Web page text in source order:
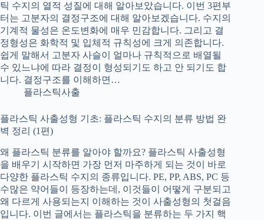
틱 수지의 열적 성질에 대해 알아보았습니다. 이번 3편부
터는 고분자의 결정구조에 대해 알아보겠습니다. 수지의
기계적 물성은 온도변화에 매우 민감합니다. 그리고 결
정형성은 화학적 및 입체적 규칙성에 크게 의존합니다.
쉽게 말해서 고분자 사슬이 얼마나 규칙적으로 배열될
수 있느냐에 따라 결정이 형성되기도 하고 안 되기도 합
니다. 결정구조를 이해하면…
플라스틱사출
플라스틱 사출성형 기초: 플라스틱 수지의 분류 방법 완
벽 정리 (1편)
왜 플라스틱 분류를 알아야 할까요? 플라스틱 사출성형
을 배우기 시작하면 가장 먼저 마주하게 되는 것이 바로
다양한 플라스틱 수지의 종류입니다. PE, PP, ABS, PC 등
수많은 약어들이 등장하는데, 이것들이 어떻게 구분되고
왜 다르게 사용되는지 이해하는 것이 사출성형의 첫걸음
입니다. 이번 글에서는 플라스틱을 분류하는 두 가지 핵